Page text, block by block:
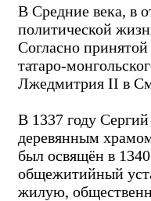
В Средние века, в
политической
Согласно
татаро-
Лжедмитрия II в
В 1337 году
деревянным
был освящён в
общежитийный
жилую,